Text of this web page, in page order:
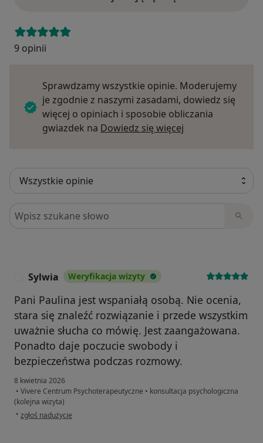
9 opinii
Sprawdzamy wszystkie opinie. Moderujemy
je zgodnie z naszymi zasadami, dowiedz się
więcej o opiniach i sposobie obliczania
gwiazdek na Dowiedz się więcej
Szukaj w opiniach
Sylwia Weryfikacja wizyty
Pani Paulina jest wspaniałą osobą. Nie ocenia,
stara się znaleźć rozwiązanie i przede wszystkim
uważnie słucha co mówię. Jest zaangażowana.
Ponadto daje poczucie swobody i
bezpieczeństwa podczas rozmowy.
8 kwietnia 2026
• Vivere Centrum Psychoterapeutyczne • konsultacja psychologiczna
(kolejna wizyta)
• w opinii użytkownika Sylwia
zgłoś nadużycie